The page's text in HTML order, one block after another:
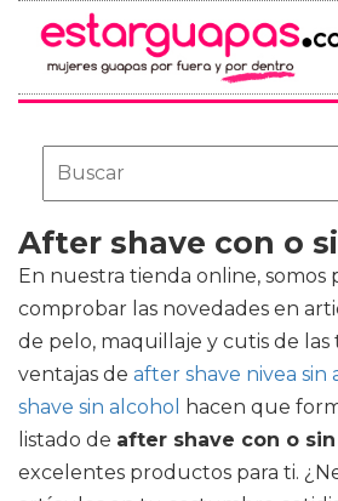
After shave con o
En nuestra tienda online, somos
comprobar las novedades en
de pelo, maquillaje y cutis de las
ventajas de after shave nivea sin
shave sin alcohol
hacen que
listado de after shave con o sin
excelentes productos para ti.